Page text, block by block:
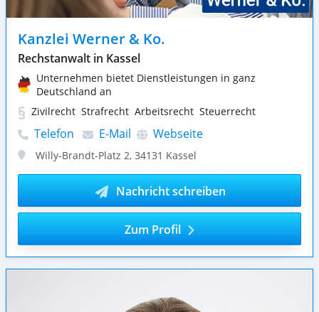
Kanzlei Werner & Ko.
Rechstanwalt in Kassel
Unternehmen bietet Dienstleistungen in ganz
Deutschland an
Zivilrecht Strafrecht Arbeitsrecht Steuerrecht
Telefon E-Mail Webseite
Willy-Brandt-Platz 2, 34131 Kassel
Nachricht schreiben
Zum Profil